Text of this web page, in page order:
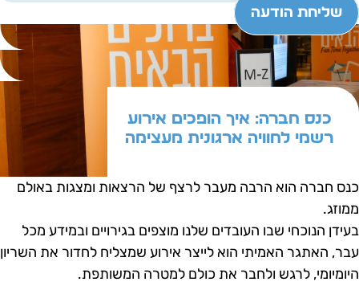
שליחת הודעה
כנס חברה: איך הופכים אירוע
רשמי לחוויה ארגונית מעצימה
חברה הוא הרבה מעבר לרצף של הרצאות ומצגות באולם
הנוכחי שבו העובדים שלנו מוצפים בגירויים ובמידע מכל
האתגר האמיתי הוא לייצר אירוע שמצליח לחדור את השריון
לרגש ולחבר את כולם למטרה המשותפת.